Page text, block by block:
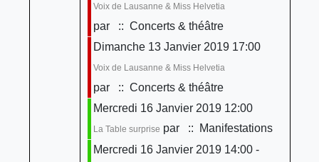
Voix de Lausanne & Miss Helvetia
par
:: Concerts & théâtre
Dimanche 13 Janvier 2019 17:00
Voix de Lausanne & Miss Helvetia
par
:: Concerts & théâtre
Mercredi 16 Janvier 2019 12:00
La Table surprise par
:: Manifestations
Mercredi 16 Janvier 2019 14:00 -